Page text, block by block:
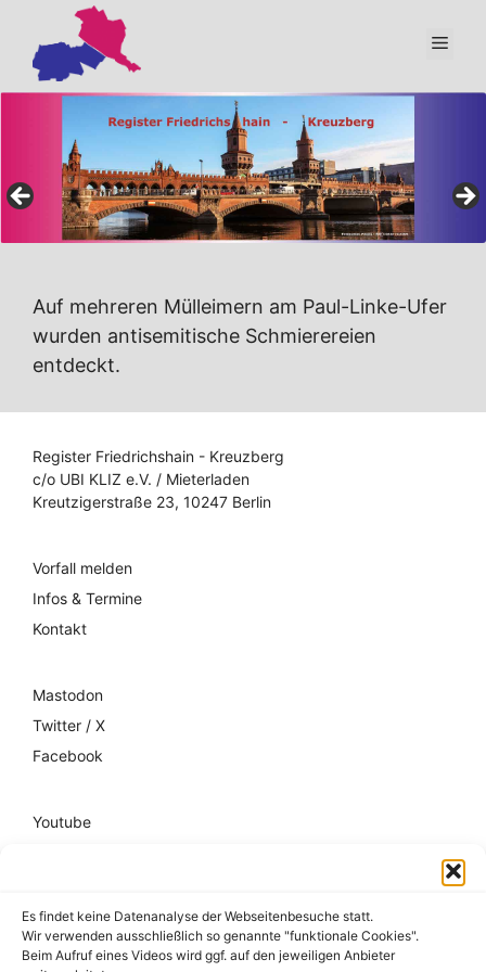
Es findet keine Datenanalyse der Webseitenbesuche statt.
Wir verwenden ausschließlich so genannte "funktionale Cookies".
Beim Aufruf eines Videos wird ggf. auf den jeweiligen Anbieter
Inhalt
springen
Auf mehreren Mülleimern am Paul-Linke-Ufer
wurden antisemitische Schmierereien
entdeckt.
Register Friedrichshain - Kreuzberg
c/o UBI KLIZ e.V. / Mieterladen
Kreutzigerstraße 23, 10247 Berlin
Vorfall melden
Infos & Termine
Kontakt
Mastodon
Twitter / X
Facebook
Youtube
Impressum